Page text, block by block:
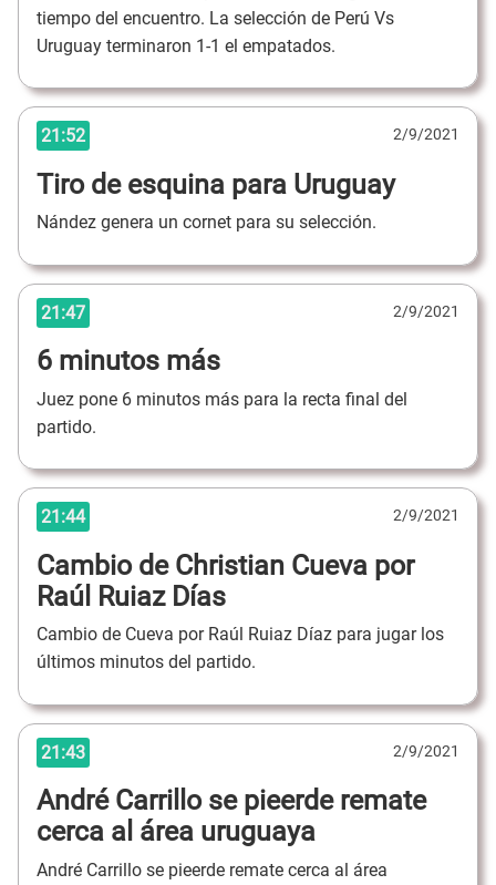
tiempo del encuentro. La selección de Perú Vs
Uruguay terminaron 1-1 el empatados.
21:52 2/9/2021
Tiro de esquina para Uruguay
Nández genera un cornet para su selección.
21:47 2/9/2021
6 minutos más
Juez pone 6 minutos más para la recta final del
partido.
21:44 2/9/2021
Cambio de Christian Cueva por
Raúl Ruiaz Días
Cambio de Cueva por Raúl Ruiaz Díaz para jugar los
últimos minutos del partido.
21:43 2/9/2021
André Carrillo se pieerde remate
cerca al área uruguaya
André Carrillo se pieerde remate cerca al área